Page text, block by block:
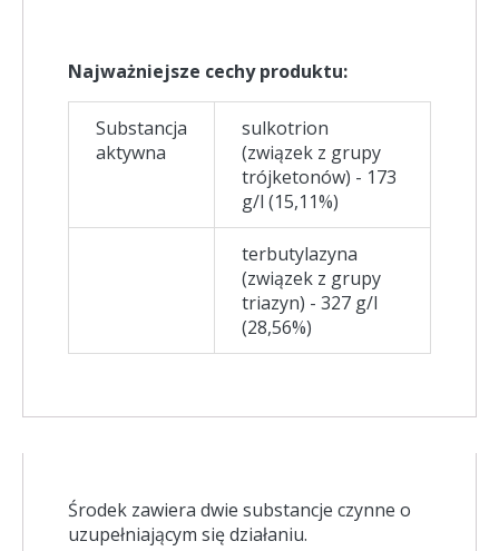
Najważniejsze cechy produktu:
Substancja
aktywna
sulkotrion
(związek z grupy
trójketonów) - 173
g/l (15,11%)
terbutylazyna
(związek z grupy
triazyn) - 327 g/l
(28,56%)
Środek zawiera dwie substancje czynne o
uzupełniającym się działaniu.